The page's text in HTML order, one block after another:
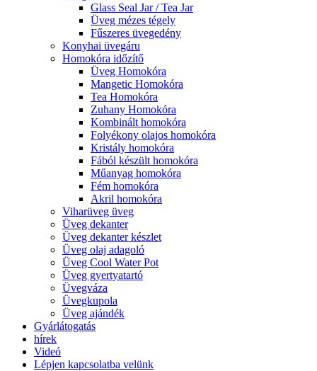
Glass Seal Jar / Tea Jar
Üveg mézes tégely
Fűszeres üvegedény
Konyhai üvegáru
Homokóra időzítő
Üveg Homokóra
Mangetic Homokóra
Tea Homokóra
Zuhany Homokóra
Kombinált homokóra
Folyékony olajos homokóra
Kristály homokóra
Fából készült homokóra
Műanyag homokóra
Fém homokóra
Akril homokóra
Viharüveg üveg
Üveg dekanter
Üveg dekanter készlet
Üveg olaj adagoló
Üveg Cool Water Pot
Üveg gyertyatartó
Üvegváza
Üvegkupola
Üveg ajándék
Gyárlátogatás
hírek
Videó
Lépjen kapcsolatba velünk